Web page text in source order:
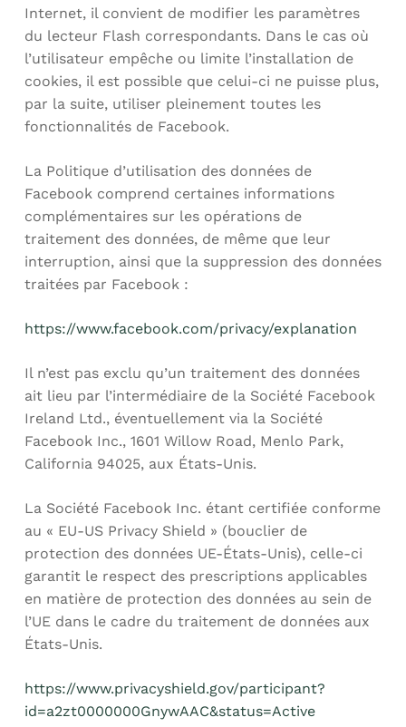
Internet, il convient de modifier les paramètres
du lecteur Flash correspondants. Dans le cas où
l’utilisateur empêche ou limite l’installation de
cookies, il est possible que celui-ci ne puisse plus,
par la suite, utiliser pleinement toutes les
fonctionnalités de Facebook.
La Politique d’utilisation des données de
Facebook comprend certaines informations
complémentaires sur les opérations de
traitement des données, de même que leur
interruption, ainsi que la suppression des données
traitées par Facebook :
https://www.facebook.com/privacy/explanation
Il n’est pas exclu qu’un traitement des données
ait lieu par l’intermédiaire de la Société Facebook
Ireland Ltd., éventuellement via la Société
Facebook Inc., 1601 Willow Road, Menlo Park,
California 94025, aux États-Unis.
La Société Facebook Inc. étant certifiée conforme
au « EU-US Privacy Shield » (bouclier de
protection des données UE-États-Unis), celle-ci
garantit le respect des prescriptions applicables
en matière de protection des données au sein de
l’UE dans le cadre du traitement de données aux
États-Unis.
https://www.privacyshield.gov/participant?
id=a2zt0000000GnywAAC&status=Active